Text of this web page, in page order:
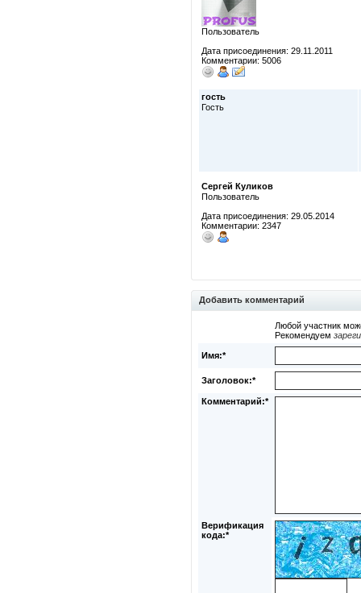
Пользователь
Дата присоединения: 29.11.2011
Комментарии: 5006
гость
Гость
Сергей Куликов
Пользователь
Дата присоединения: 29.05.2014
Комментарии: 2347
Добавить комментарий
Любой участник
Рекомендуем
Имя:*
Заголовок:*
Комментарий:*
Верификация
кода:*